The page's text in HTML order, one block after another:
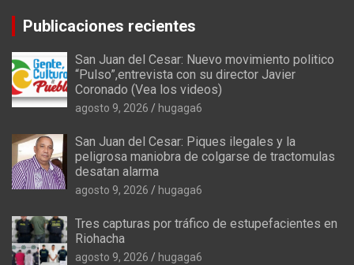
Publicaciones recientes
San Juan del Cesar: Nuevo movimiento politico
“Pulso”,entrevista con su director Javier
Coronado (Vea los videos)
agosto 9, 2026 hugaga6
San Juan del Cesar: Piques ilegales y la
peligrosa maniobra de colgarse de tractomulas
desatan alarma
agosto 9, 2026 hugaga6
Tres capturas por tráfico de estupefacientes en
Riohacha
agosto 9, 2026 hugaga6